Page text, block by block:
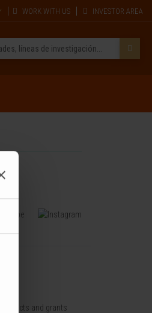
WORK WITH US INVESTOR AREA
and grants